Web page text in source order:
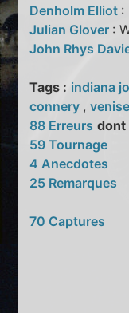
Denholm Elliot :
Julian Glover :
John Rhys
Tags : indiana
connery ,venise
88 Erreurs dont
59 Tournage
4 Anecdotes
25 Remarques
70 Captures